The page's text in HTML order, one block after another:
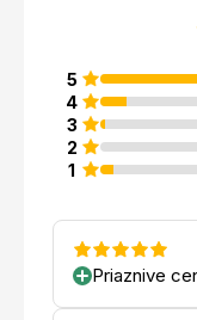
5
4
3
2
1
Priaznive